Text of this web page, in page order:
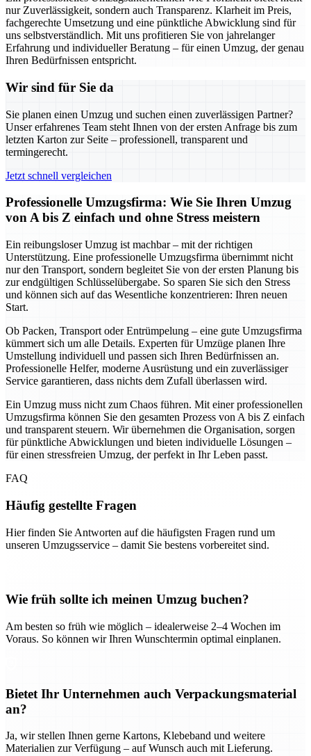
nur Zuverlässigkeit, sondern auch Transparenz. Klarheit im Preis,
fachgerechte Umsetzung und eine pünktliche Abwicklung sind für
uns selbstverständlich. Mit uns profitieren Sie von jahrelanger
Erfahrung und individueller Beratung – für einen Umzug, der genau
Ihren Bedürfnissen entspricht.
Wir sind für Sie da
Sie planen einen Umzug und suchen einen zuverlässigen Partner?
Unser erfahrenes Team steht Ihnen von der ersten Anfrage bis zum
letzten Karton zur Seite – professionell, transparent und
termingerecht.
Jetzt schnell vergleichen
Professionelle Umzugsfirma: Wie Sie Ihren Umzug
von A bis Z einfach und ohne Stress meistern
Ein reibungsloser Umzug ist machbar – mit der richtigen
Unterstützung. Eine professionelle Umzugsfirma übernimmt nicht
nur den Transport, sondern begleitet Sie von der ersten Planung bis
zur endgültigen Schlüsselübergabe. So sparen Sie sich den Stress
und können sich auf das Wesentliche konzentrieren: Ihren neuen
Start.
Ob Packen, Transport oder Entrümpelung – eine gute Umzugsfirma
kümmert sich um alle Details. Experten für Umzüge planen Ihre
Umstellung individuell und passen sich Ihren Bedürfnissen an.
Professionelle Helfer, moderne Ausrüstung und ein zuverlässiger
Service garantieren, dass nichts dem Zufall überlassen wird.
Ein Umzug muss nicht zum Chaos führen. Mit einer professionellen
Umzugsfirma können Sie den gesamten Prozess von A bis Z einfach
und transparent steuern. Wir übernehmen die Organisation, sorgen
für pünktliche Abwicklungen und bieten individuelle Lösungen –
für einen stressfreien Umzug, der perfekt in Ihr Leben passt.
FAQ
Häufig gestellte Fragen
Hier finden Sie Antworten auf die häufigsten Fragen rund um
unseren Umzugsservice – damit Sie bestens vorbereitet sind.
Wie früh sollte ich meinen Umzug buchen?
Am besten so früh wie möglich – idealerweise 2–4 Wochen im
Voraus. So können wir Ihren Wunschtermin optimal einplanen.
Bietet Ihr Unternehmen auch Verpackungsmaterial
an?
Ja, wir stellen Ihnen gerne Kartons, Klebeband und weitere
Materialien zur Verfügung – auf Wunsch auch mit Lieferung.